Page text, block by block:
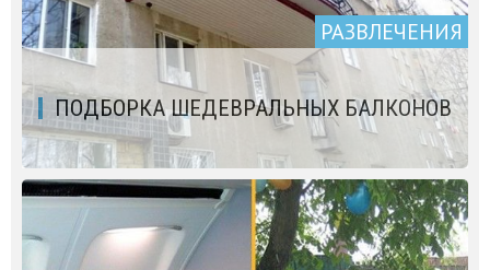
РАЗВЛЕЧЕНИЯ
ПОДБОРКА ШЕДЕВРАЛЬНЫХ БАЛКОНОВ